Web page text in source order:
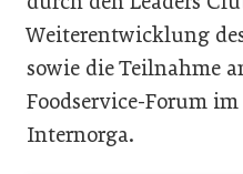
Weiterentwicklung
sowie die Teilnahme
Foodservice-Forum
Internorga.